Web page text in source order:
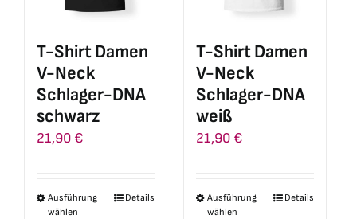
können
der
Produktseite
gewählt
werden
können
der
Produktseite
gewählt
T-Shirt Damen
V-Neck
Schlager-DNA
schwarz
21,90 €
Ausführung
wählen
DiesesDetails
T-Shirt Damen
V-Neck
Schlager-DNA
weiß
21,90 €
Ausführung
wählen
DiesesDetails